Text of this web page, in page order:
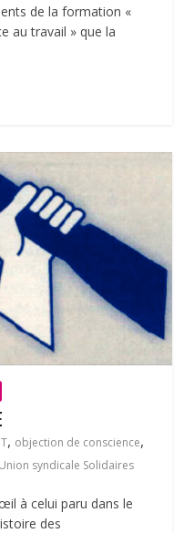
de la formation «
au travail » que la
, objection de conscience,
Union syndicale Solidaires
à celui paru dans le
des